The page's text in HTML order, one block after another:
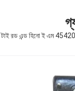
টাই রড এন্ড হিনো ই এম 45420-